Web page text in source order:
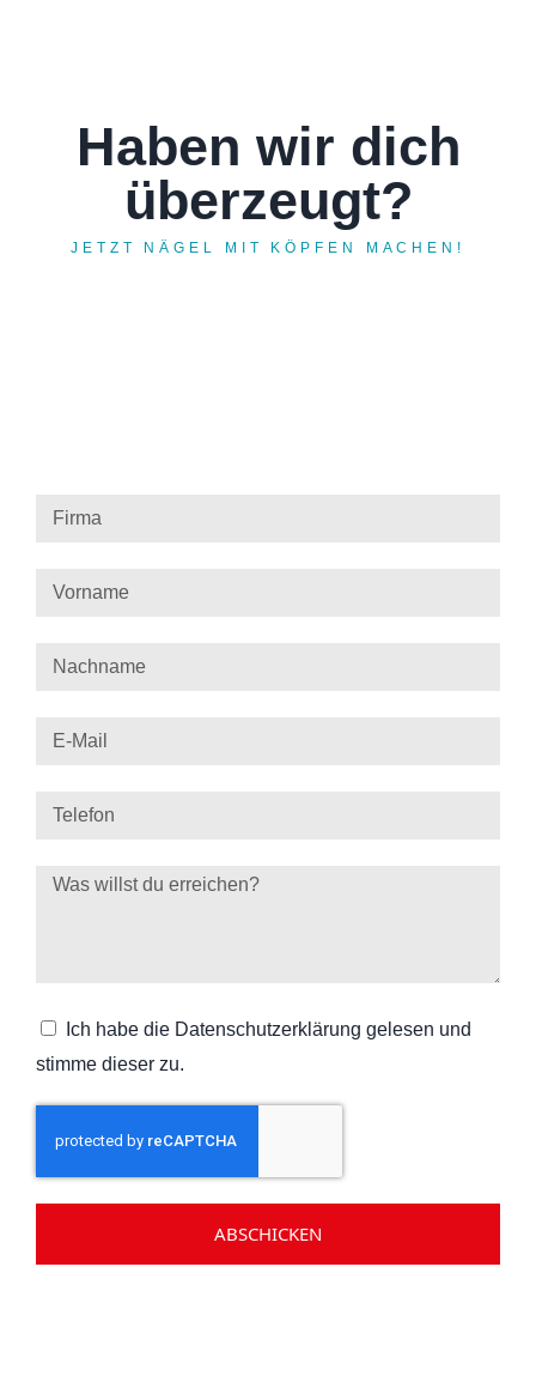
Haben wir dich
überzeugt?
JETZT NÄGEL MIT KÖPFEN MACHEN!
Ich habe die Datenschutzerklärung gelesen und
stimme dieser zu.
ABSCHICKEN